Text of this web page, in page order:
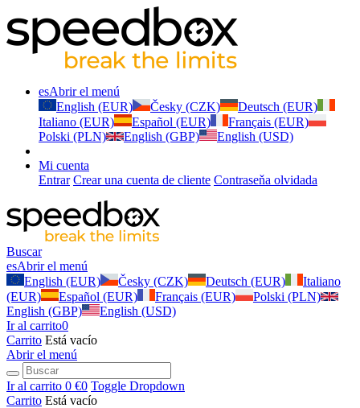
esAbrir el menú
English (EUR)
Česky (CZK)
Deutsch (EUR)
Italiano (EUR)
Español (EUR)
Français (EUR)
Polski (PLN)
English (GBP) English (USD)
Mi cuenta
Entrar Crear una cuenta de cliente Contraseňa olvidada
Buscar
esAbrir el menú
English (EUR)
Česky (CZK) Deutsch (EUR)
Italiano
(EUR)
Español (EUR) Français (EUR)
Polski (PLN)
English (GBP)
English (USD)
Ir al carrito0
Carrito Está vacío
Abrir el menú
Ir al carrito 0 €0 Toggle Dropdown
Carrito Está vacío